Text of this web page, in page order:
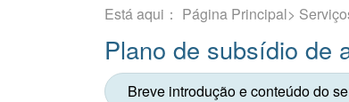
Está aqui ： Página Principal>
Plano de subsídio de
Breve introdução e conteúdo do